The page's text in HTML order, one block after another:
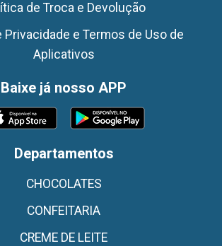
de Troca e Devolução
Privacidade e Termos de Uso de
Aplicativos
Baixe já nosso APP
Departamentos
CHOCOLATES
CONFEITARIA
CREME DE LEITE